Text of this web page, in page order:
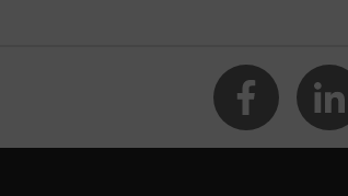
Casque de protection pour l'industrie